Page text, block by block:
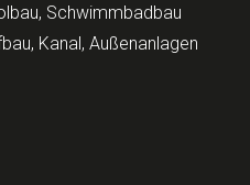
Schwimmbadbau
Kanal, Außenanlagen